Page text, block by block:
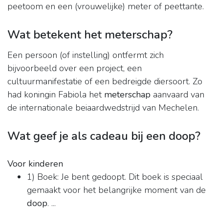
peetoom en een (vrouwelijke) meter of peettante.
Wat betekent het meterschap?
Een persoon (of instelling) ontfermt zich
bijvoorbeeld over een project, een
cultuurmanifestatie of een bedreigde diersoort. Zo
had koningin Fabiola het meterschap aanvaard van
de internationale beiaardwedstrijd van Mechelen.
Wat geef je als cadeau bij een doop?
Voor kinderen
1) Boek: Je bent gedoopt. Dit boek is speciaal
gemaakt voor het belangrijke moment van de
doop. ...